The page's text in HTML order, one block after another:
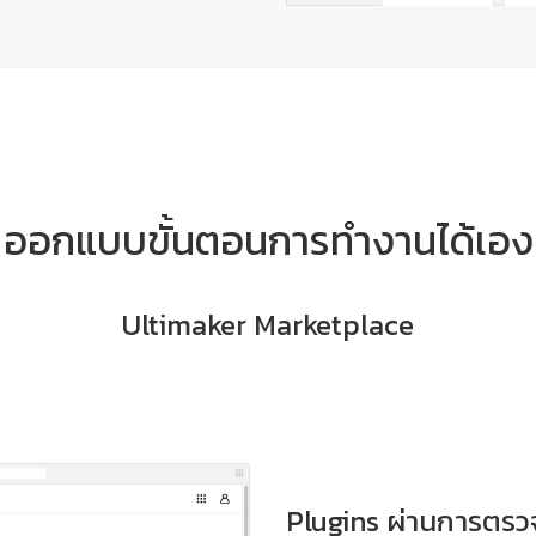
ออกแบบขั้นตอนการทำงานได้เอง
Ultimaker Marketplace
Plugins ผ่านการตร